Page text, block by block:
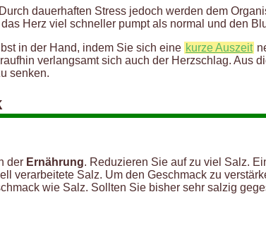
dauerhaften Stress jedoch werden dem
Herz viel schneller pumpt als normal und den
in der Hand, indem Sie sich eine kurze Auszeit
verlangsamt sich auch der Herzschlag. Aus
senken.
der Ernährung. Reduzieren Sie auf zu viel Salz.
verarbeitete Salz. Um den Geschmack zu
wie Salz. Sollten Sie bisher sehr salzig